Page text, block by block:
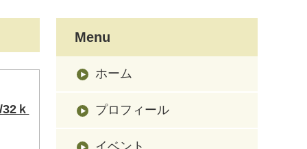
ｋ
Menu
ホーム
プロフィール
イベント